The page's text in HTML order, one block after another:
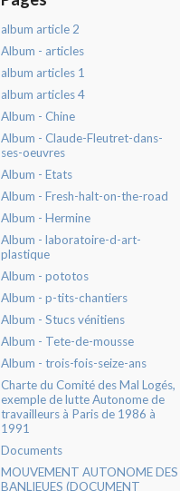
album article 2
Album - articles
album articles 1
album articles 4
Album - Chine
Album - Claude-Fleutret-dans-
ses-oeuvres
Album - Etats
Album - Fresh-halt-on-the-road
Album - Hermine
Album - laboratoire-d-art-
plastique
Album - pototos
Album - p-tits-chantiers
Album - Stucs vénitiens
Album - Tete-de-mousse
Album - trois-fois-seize-ans
Charte du Comité des Mal Logés,
exemple de lutte Autonome de
travailleurs à Paris de 1986 à
1991
Documents
MOUVEMENT AUTONOME DES
BANLIEUES (DOCUMENT